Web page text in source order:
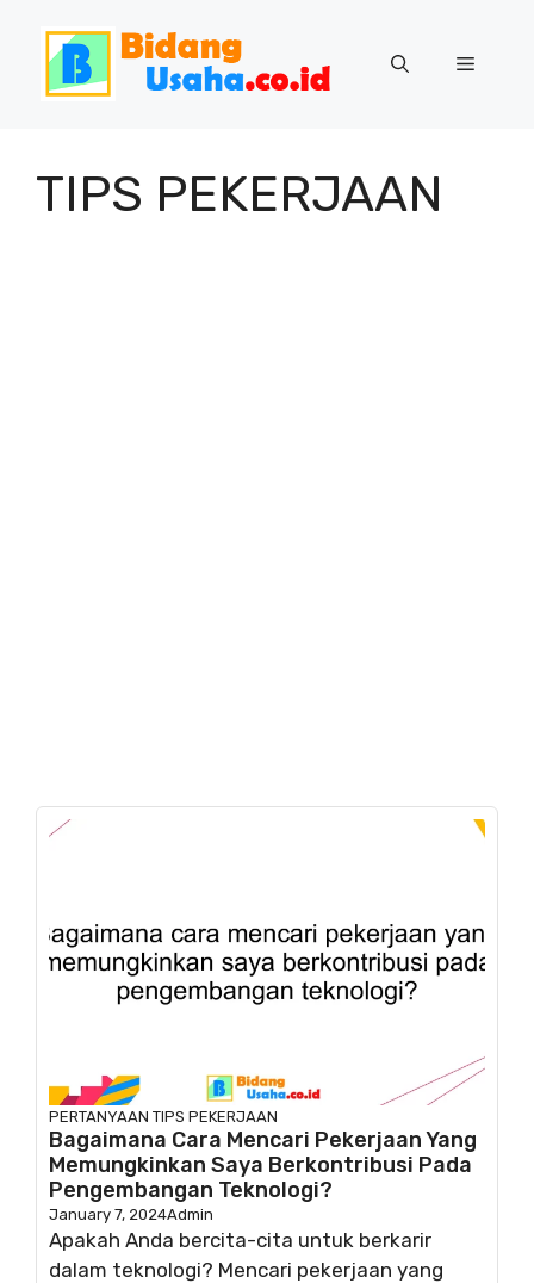
Menu
TIPS PEKERJAAN
PERTANYAAN TIPS PEKERJAAN
Bagaimana Cara Mencari Pekerjaan Yang
Memungkinkan Saya Berkontribusi Pada
Pengembangan Teknologi?
January 7, 2024Admin
Apakah Anda bercita-cita untuk berkarir
dalam teknologi? Mencari pekerjaan yang